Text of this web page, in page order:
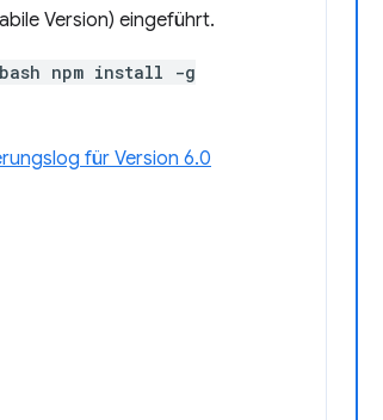
Version) eingeführt.
bash npm install -g
für Version 6.0